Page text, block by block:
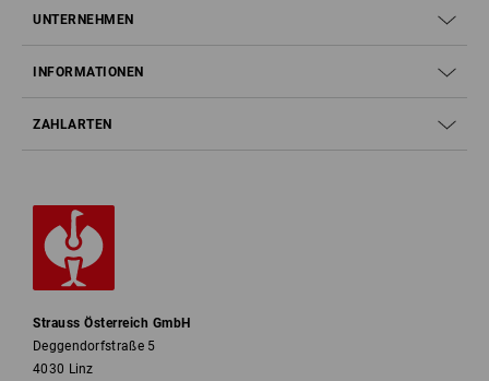
UNTERNEHMEN
INFORMATIONEN
ZAHLARTEN
Strauss Österreich GmbH
Deggendorfstraße 5
4030 Linz